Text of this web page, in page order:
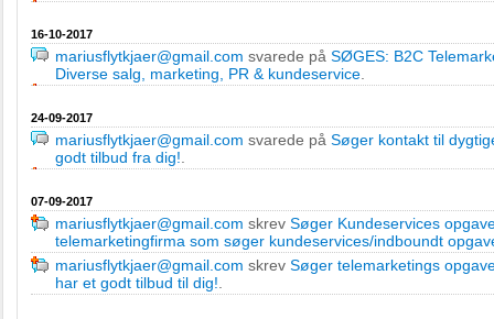
16-10-2017
mariusflytkjaer@gmail.com svarede på SØGES: B2C
Diverse salg, marketing, PR & kundeservice
24-09-2017
mariusflytkjaer@gmail.com svarede på Søger kontakt til
godt tilbud fra dig!
07-09-2017
mariusflytkjaer@gmail.com skrev Søger Kundeservices
telemarketingfirma som søger kundeservices/indboundt
mariusflytkjaer@gmail.com skrev Søger telemarketings
har et godt tilbud til dig!